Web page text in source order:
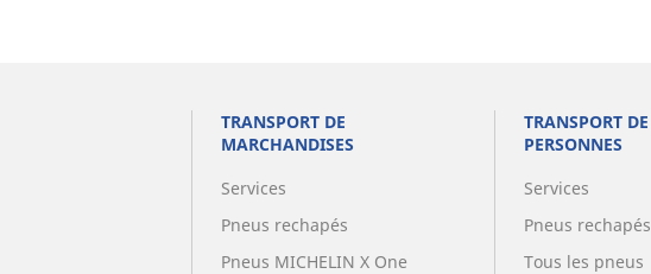
TRANSPORT DE
MARCHANDISES
Services
Pneus rechapés
Pneus MICHELIN X One
TRANSPORT DE
PERSONNES
Services
Pneus rechapés
Tous les pneus